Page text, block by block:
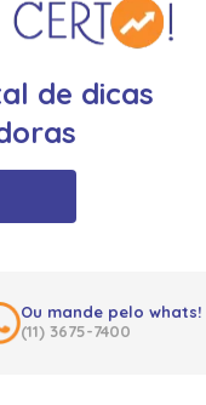
de dicas
Ou mande pelo whats!
(11) 3675-7400